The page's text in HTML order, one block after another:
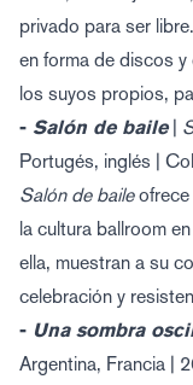
privado para ser
en forma de discos
los suyos propios,
- Salón de baile|
Portugés, inglés |
Salón de baileofrece
la cultura ballroom
ella, muestran a su
celebración y
- Una sombra
Argentina, Francia |